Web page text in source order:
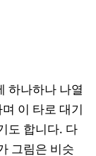
하나하나 나열
이 타로 대기
도 합니다. 다
그림은 비슷